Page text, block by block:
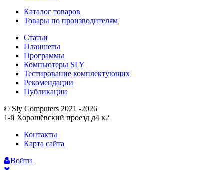
Каталог товаров
Товары по производителям
Статьи
Планшеты
Программы
Компьютеры SLY
Тестирование комплектующих
Рекомендации
Публикации
© Sly Computers 2021 -2026
1-й Хорошёвский проезд д4 к2
Контакты
Карта сайта
Войти